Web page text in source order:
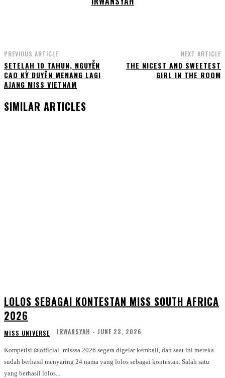
PREVIOUS ARTICLE
SETELAH 10 TAHUN, NGUYỄN
CAO KỲ DUYÊN MENANG LAGI
AJANG MISS VIETNAM
NEXT ARTICLE
THE NICEST AND SWEETEST
GIRL IN THE ROOM
SIMILAR ARTICLES
LOLOS SEBAGAI KONTESTAN MISS SOUTH AFRICA
2026
MISS UNIVERSE IRWANSYAH - JUNE 23, 2026
Kompetisi @official_misssa 2026 segera digelar kembali, dan saat ini mereka
sudah berhasil menyaring 24 nama yang lolos sebagai kontestan. Salah satu
yang berhasil lolos...